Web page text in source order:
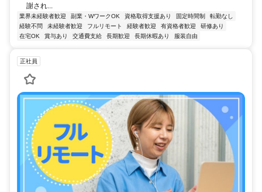
謝され...
業界未経験者歓迎 副業・WワークOK 資格取得支援あり 固定時間制
転勤なし
経験不問
未経験者歓迎 フルリモート 経験者歓迎 有資格者歓迎
研修あり
在宅OK
賞与あり 交通費支給 長期歓迎 長期休暇あり 服装自由
正社員